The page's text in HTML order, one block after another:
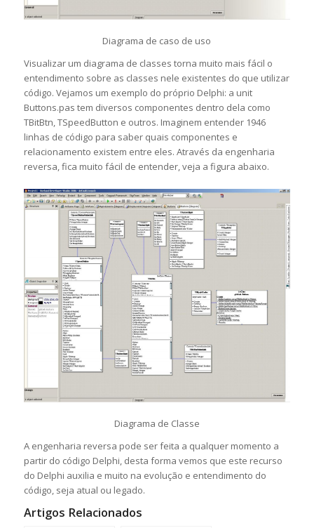
Diagrama de caso de uso
Visualizar um diagrama de classes torna muito mais fácil o
entendimento sobre as classes nele existentes do que utilizar
código. Vejamos um exemplo do próprio Delphi: a unit
Buttons.pas tem diversos componentes dentro dela como
TBitBtn, TSpeedButton e outros. Imaginem entender 1946
linhas de código para saber quais componentes e
relacionamento existem entre eles. Através da engenharia
reversa, fica muito fácil de entender, veja a figura abaixo.
Diagrama de Classe
A engenharia reversa pode ser feita a qualquer momento a
partir do código Delphi, desta forma vemos que este recurso
do Delphi auxilia e muito na evolução e entendimento do
código, seja atual ou legado.
Artigos Relacionados